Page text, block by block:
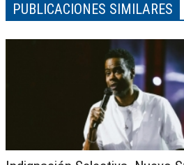
PUBLICACIONES SIMILARES